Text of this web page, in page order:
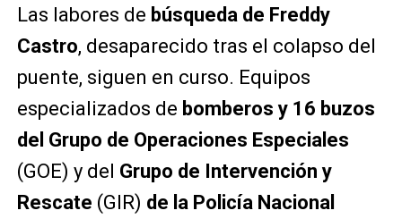
Las labores de búsqueda de Freddy
Castro, desaparecido tras el colapso del
puente, siguen en curso. Equipos
especializados de bomberos y 16 buzos
del Grupo de Operaciones Especiales
(GOE) y del Grupo de Intervención y
Rescate (GIR) de la Policía Nacional